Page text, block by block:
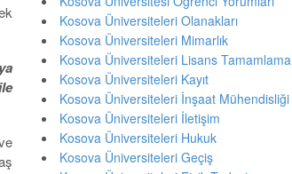
Kosova Üniversiteleri Olanakları
Kosova Üniversiteleri Mimarlık
Kosova Üniversiteleri Lisans Tamamlama
Kosova Üniversiteleri Kayıt
Kosova Üniversiteleri İnşaat Mühendisliği
Kosova Üniversiteleri İletişim
Kosova Üniversiteleri Hukuk
Kosova Üniversiteleri Geçiş